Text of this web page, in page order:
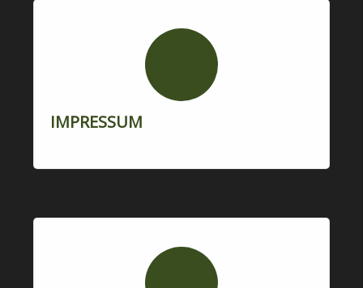
IMPRESSUM